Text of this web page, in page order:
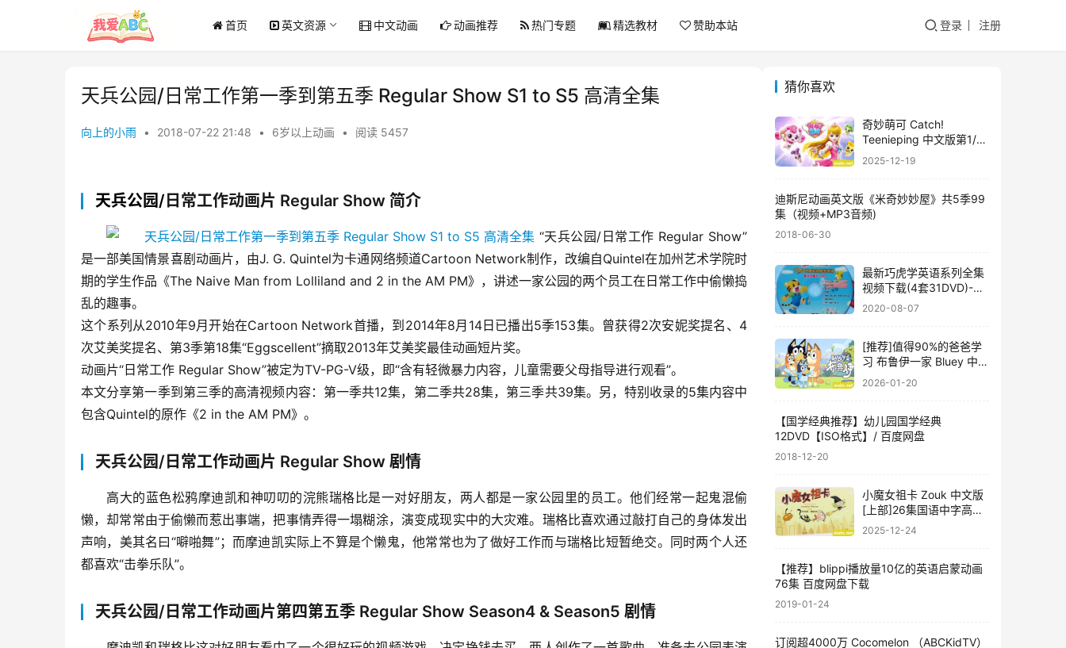
首页 英文资源 中文动画 动画推荐 热门专题 精选教材 赞助本站 登录 注册
天兵公园/日常工作第一季到第五季 Regular Show S1 to S5 高清全集
向上的小雨 • 2018-07-22 21:48 • 6岁以上动画 • 阅读 5457
天兵公园/ 日常工作动画片 Regular Show 简介
“天兵公园/日常工作 Regular Show”
是一部美国情景喜剧动画片，由J. G. Quintel为卡通网络频道Cartoon Network制作，改编自Quintel在加州艺术学院时
期的学生作品《The Naive Man from Lolliland and 2 in the AM PM》，讲述一家公园的两个员工在日常工作中偷懒捣
乱的趣事。
这个系列从2010年9月开始在Cartoon Network首播，到2014年8月14日已播出5季153集。曾获得2次安妮奖提名、4
次艾美奖提名、第3季第18集“Eggscellent”摘取2013年艾美奖最佳动画短片奖。
动画片“日常工作 Regular Show”被定为TV-PG-V级，即“含有轻微暴力内容，儿童需要父母指导进行观看”。
本文分享第一季到第三季的高清视频内容：第一季共12集，第二季共28集，第三季共39集。另，特别收录的5集内容中
包含Quintel的原作《2 in the AM PM》。
天兵公园/日常工作动画片 Regular Show 剧情
高大的蓝色松鸦摩迪凯和神叨叨的浣熊瑞格比是一对好朋友，两人都是一家公园里的员工。他们经常一起鬼混偷
懒，却常常由于偷懒而惹出事端，把事情弄得一塌糊涂，演变成现实中的大灾难。瑞格比喜欢通过敲打自己的身体发出
声响，美其名曰“噼啪舞”；而摩迪凯实际上不算是个懒鬼，他常常也为了做好工作而与瑞格比短暂绝交。同时两个人还
都喜欢“击拳乐队”。
天兵公园/日常工作动画片第四第五季 Regular Show Season4 & Season5 剧情
猜你喜欢
奇妙萌可 Catch!
Teenieping 中文版第1/2
季全52集国语中字高清
2025-12-19
迪斯尼动画英文版《米奇妙妙屋》共5季99
集（视频+MP3音频)
2018-06-30
最新巧虎学英语系列全集
视频下载(4套31DVD)-巧
虎学英语全集abc/启蒙英
2020-08-07
[推荐]值得90%的爸爸学
习 布鲁伊一家 Bluey 中文
版动画片第1/2季全104集
2026-01-20
【国学经典推荐】幼儿园国学经典
12DVD【ISO格式】/ 百度网盘
2018-12-20
小魔女祖卡 Zouk 中文版
[上部]26集国语中字高清
1080P视频MP4网盘下载
2025-12-24
【推荐】blippi播放量10亿的英语启蒙动画
76集 百度网盘下载
2019-01-24
订阅超4000万 Cocomelon （ABCKidTV）